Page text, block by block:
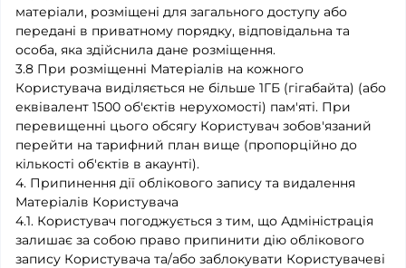
матеріали, розміщені для загального доступу або
передані в приватному порядку, відповідальна та
особа, яка здійснила дане розміщення.
3.8 При розміщенні Матеріалів на кожного
Користувача виділяється не більше 1ГБ (гігабайта) (або
еквівалент 1500 об'єктів нерухомості) пам'яті. При
перевищенні цього обсягу Користувач зобов'язаний
перейти на тарифний план вище (пропорційно до
кількості об'єктів в акаунті).
4. Припинення дії облікового запису та видалення
Матеріалів Користувача
4.1. Користувач погоджується з тим, що Адміністрація
залишає за собою право припинити дію облікового
запису Користувача та/або заблокувати Користувачеві